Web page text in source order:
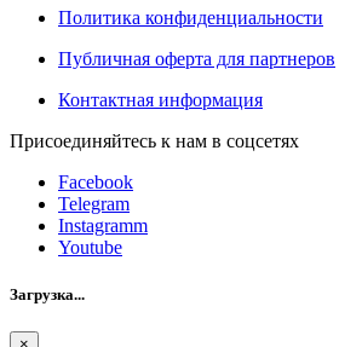
Политика конфиденциальности
Публичная оферта для партнеров
Контактная информация
Присоединяйтесь к нам в соцсетях
Facebook
Telegram
Instagramm
Youtube
Загрузка...